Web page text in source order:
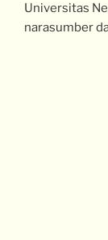
Universitas
narasumber